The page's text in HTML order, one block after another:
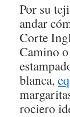
Por su
andar
Corte
Camino
blanca,
rociero